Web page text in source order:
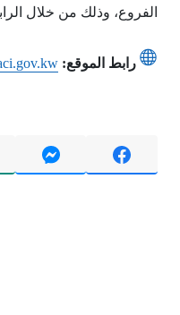
الفروع، وذلك من خلال
رابط الموقع: